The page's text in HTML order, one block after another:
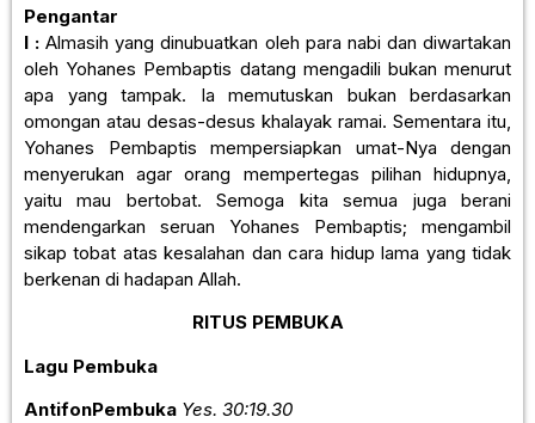
Pengantar
I : Almasih yang dinubuatkan oleh para nabi dan diwartakan
oleh Yohanes Pembaptis datang mengadili bukan menurut
apa yang tampak. Ia memutuskan bukan berdasarkan
omongan atau desas-desus khalayak ramai. Sementara itu,
Yohanes Pembaptis mempersiapkan umat-Nya dengan
menyerukan agar orang mempertegas pilihan hidupnya,
yaitu mau bertobat. Semoga kita semua juga berani
mendengarkan seruan Yohanes Pembaptis; mengambil
sikap tobat atas kesalahan dan cara hidup lama yang tidak
berkenan di hadapan Allah.
RITUS PEMBUKA
Lagu Pembuka
AntifonPembuka Yes. 30:19.30